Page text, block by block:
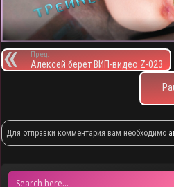
Пред.
Алексей берет ВИП-видео Z-023
Для отправки комментария вам необходимо